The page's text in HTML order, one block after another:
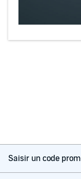
Saisir un code